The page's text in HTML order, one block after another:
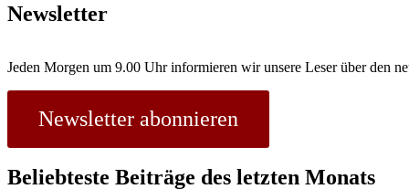
Newsletter
Jeden Morgen um 9.00 Uhr informieren wir unsere Leser über den
Newsletter abonnieren
Beliebteste Beiträge des letzten Monats